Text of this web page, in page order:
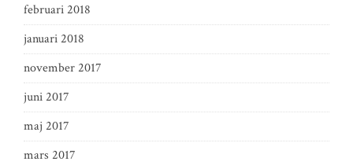
februari 2018
januari 2018
november 2017
juni 2017
maj 2017
mars 2017